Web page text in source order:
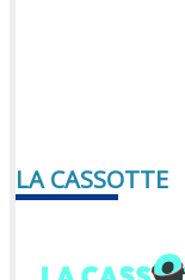
LA CASSOTTE